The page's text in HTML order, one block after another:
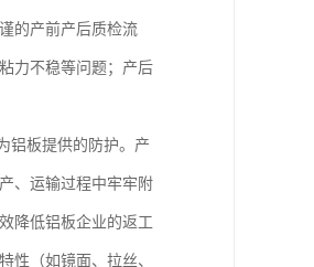
的产前产后质检流
力不稳等问题；产后
铝板提供的防护。产
、运输过程中牢牢附
降低铝板企业的返工
性（如镜面、拉丝、